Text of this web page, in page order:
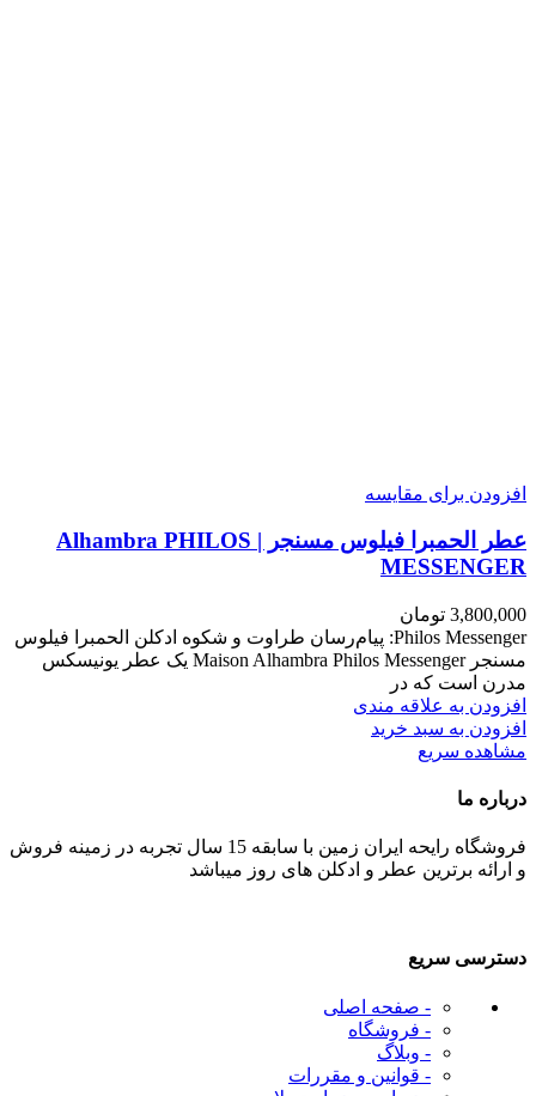
افزودن برای مقایسه
عطر الحمبرا فیلوس مسنجر | Alhambra PHILOS
MESSENGER
3,800,000 تومان
Philos Messenger: پیام‌رسان طراوت و شکوه ادکلن الحمبرا فیلوس
مسنجر Maison Alhambra Philos Messenger یک عطر یونیسکس
مدرن است که در
افزودن به علاقه مندی
افزودن به سبد خرید
مشاهده سریع
درباره ما
فروشگاه رایحه ایران زمین با سابقه 15 سال تجربه در زمینه فروش
و ارائه برترین عطر و ادکلن های روز میباشد
دسترسی سریع
- صفحه اصلی
- فروشگاه
- وبلاگ
- قوانین و مقررات